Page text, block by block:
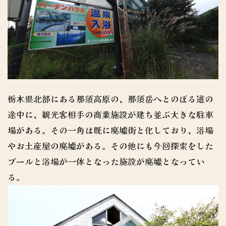
栃木県北部にある那須高原の、那須岳へとのぼる道の
途中に、観光客相手の商業施設が建ち並ぶ大きな駐車
場がある。その一角は既に廃墟街と化しており、浴場
やお土産屋の廃墟がある。その他にも今回探索をした
プールと浴場が一体となった施設が廃墟となってい
る。